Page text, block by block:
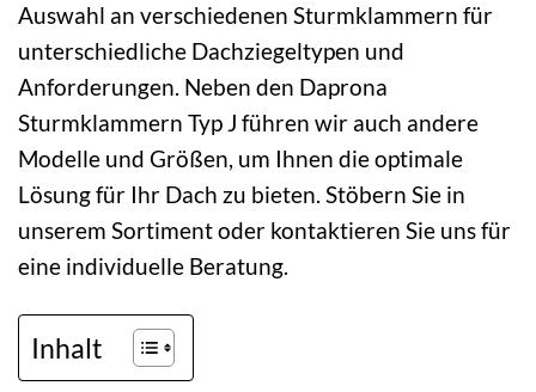
Auswahl an verschiedenen Sturmklammern für
unterschiedliche Dachziegeltypen und
Anforderungen. Neben den Daprona
Sturmklammern Typ J führen wir auch andere
Modelle und Größen, um Ihnen die optimale
Lösung für Ihr Dach zu bieten. Stöbern Sie in
unserem Sortiment oder kontaktieren Sie uns für
eine individuelle Beratung.
Inhalt